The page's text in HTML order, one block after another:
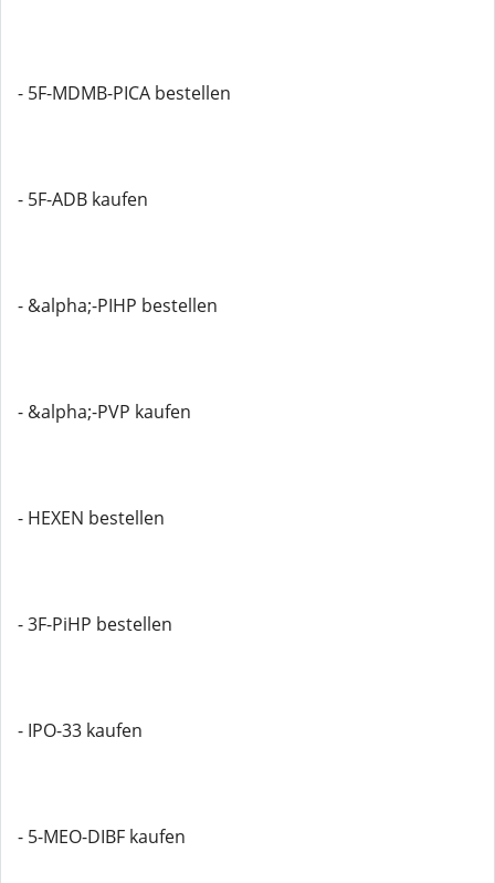
- 5F-MDMB-PICA bestellen
- 5F-ADB kaufen
- &alpha;-PIHP bestellen
- &alpha;-PVP kaufen
- HEXEN bestellen
- 3F-PiHP bestellen
- IPO-33 kaufen
- 5-MEO-DIBF kaufen